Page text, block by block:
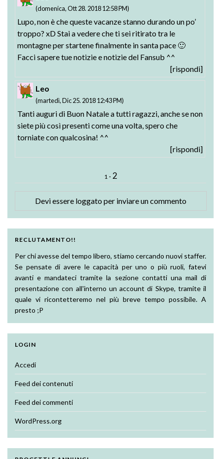
(domenica, Ott 28. 2018 12:58 PM)
Lupo, non è che queste vacanze stanno durando un po’
troppo? xD Stai a vedere che ti sei ritirato tra le
montagne per startene finalmente in santa pace 🙂
Facci sapere tue notizie e notizie del Fansub ^^
[rispondi]
Leo
(martedì, Dic 25. 2018 12:43 PM)
Tanti auguri di Buon Natale a tutti ragazzi, anche se non
siete più così presenti come una volta, spero che
torniate con qualcosina! ^^
[rispondi]
1 · 2
Devi essere loggato per inviare un commento
RECLUTAMENTO!!
Per chi avesse del tempo libero, stiamo cercando nuovi staffer.
Se pensate di avere le capacità per uno o più ruoli, fatevi
avanti e mandateci tramite la sezione contatti una mail di
presentazione con all'interno un account di Skype, tramite il
quale vi ricontetteremo nel più breve tempo possibile. A
presto ;P
LOGIN
Accedi
Feed dei contenuti
Feed dei commenti
WordPress.org